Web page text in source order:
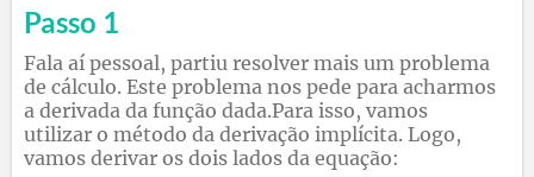
Passo 1
Fala aí pessoal, partiu resolver mais um problema
de cálculo. Este problema nos pede para acharmos
a derivada da função dada.Para isso, vamos
utilizar o método da derivação implícita. Logo,
vamos derivar os dois lados da equação: